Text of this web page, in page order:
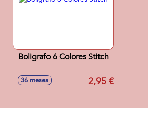
Boligrafo 6 Colores Stitch
36 meses 2,95 €